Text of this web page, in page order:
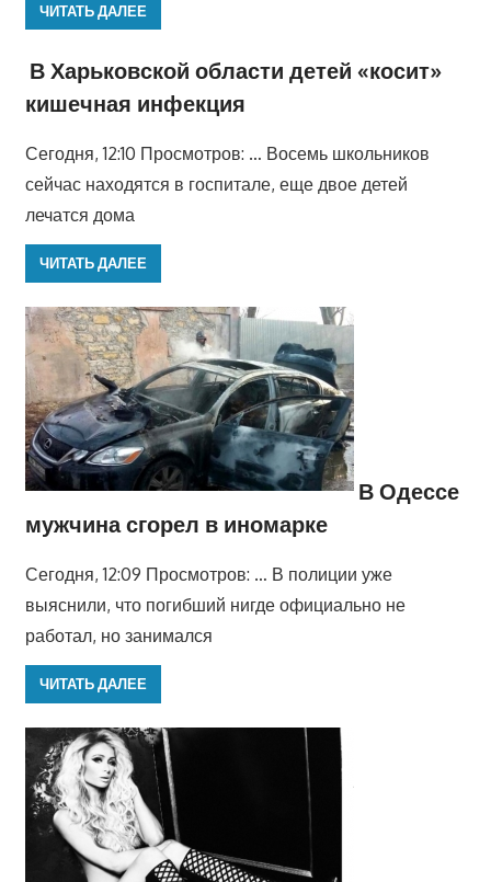
ЧИТАТЬ ДАЛЕЕ
В Харьковской области детей «косит»
кишечная инфекция
Сегодня, 12:10 Просмотров: … Восемь школьников
сейчас находятся в госпитале, еще двое детей
лечатся дома
ЧИТАТЬ ДАЛЕЕ
В Одессе
мужчина сгорел в иномарке
Сегодня, 12:09 Просмотров: … В полиции уже
выяснили, что погибший нигде официально не
работал, но занимался
ЧИТАТЬ ДАЛЕЕ